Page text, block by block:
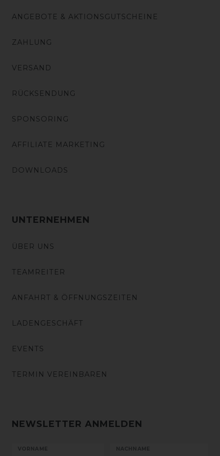
ANGEBOTE & AKTIONSGUTSCHEINE
ZAHLUNG
VERSAND
RÜCKSENDUNG
SPONSORING
AFFILIATE MARKETING
DOWNLOADS
UNTERNEHMEN
ÜBER UNS
TEAMREITER
ANFAHRT & ÖFFNUNGSZEITEN
LADENGESCHÄFT
EVENTS
TERMIN VEREINBAREN
NEWSLETTER ANMELDEN
VORNAME NACHNAME